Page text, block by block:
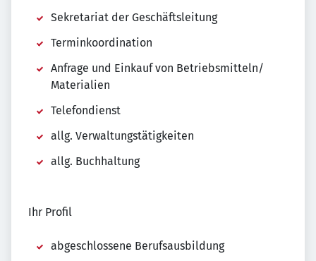
Sekretariat der Geschäftsleitung
Terminkoordination
Anfrage und Einkauf von Betriebsmitteln/
Materialien
Telefondienst
allg. Verwaltungstätigkeiten
allg. Buchhaltung
Ihr Profil
abgeschlossene Berufsausbildung